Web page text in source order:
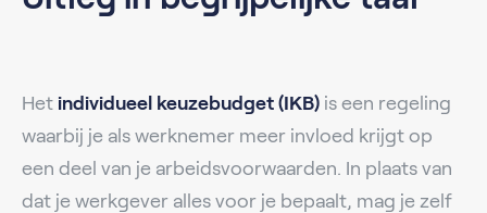
Het individueel keuzebudget (IKB) is een regeling
waarbij je als werknemer meer invloed krijgt op
een deel van je arbeidsvoorwaarden. In plaats van
dat je werkgever alles voor je bepaalt, mag je zelf